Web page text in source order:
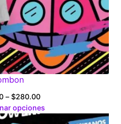
– $280.00Price
range:
opciones